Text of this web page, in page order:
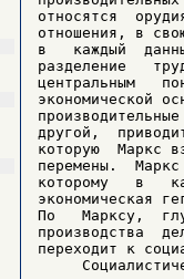
относятся
отношения, в
в   каждый
разделение
центральным
экономической
другой,
которую  Маркс
перемены.
которому   в
экономическая
По   Марксу,
производства
переходит к